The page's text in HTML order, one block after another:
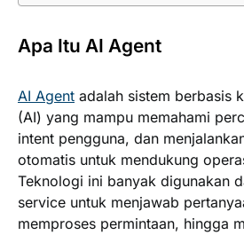
Apa Itu AI Agent
AI Agent adalah sistem berbasis
(AI) yang mampu memahami
intent pengguna, dan
otomatis untuk mendukung
Teknologi ini banyak digunakan
service untuk menjawab
memproses permintaan, hingga